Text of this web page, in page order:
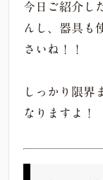
今日ご紹介し
んし、器具も
さいね！！
しっかり限界
なりますよ！